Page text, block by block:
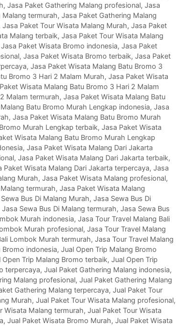
, Jasa Paket Gathering Malang profesional, Jasa
termurah, Jasa Paket Gathering Malang
Jasa Paket Tour Wisata Malang Murah, Jasa Paket
Malang terbaik, Jasa Paket Tour Wisata Malang
Jasa Paket Wisata Bromo indonesia, Jasa Paket
, Jasa Paket Wisata Bromo terbaik, Jasa Paket
, Jasa Paket Wisata Malang Batu Bromo 3
Bromo 3 Hari 2 Malam Murah, Jasa Paket Wisata
Wisata Malang Batu Bromo 3 Hari 2 Malam
Malam termurah, Jasa Paket Wisata Malang Batu
Batu Bromo Murah Lengkap indonesia, Jasa
, Jasa Paket Wisata Malang Batu Bromo Murah
Murah Lengkap terbaik, Jasa Paket Wisata
Wisata Malang Batu Bromo Murah Lengkap
, Jasa Paket Wisata Malang Dari Jakarta
, Jasa Paket Wisata Malang Dari Jakarta terbaik,
Paket Wisata Malang Dari Jakarta terpercaya, Jasa
Murah, Jasa Paket Wisata Malang profesional,
termurah, Jasa Paket Wisata Malang
Bus Di Malang Murah, Jasa Sewa Bus Di
Jasa Sewa Bus Di Malang termurah, Jasa Sewa Bus
Murah indonesia, Jasa Tour Travel Malang Bali
Murah profesional, Jasa Tour Travel Malang
Lombok Murah termurah, Jasa Tour Travel Malang
Bromo indonesia, Jual Open Trip Malang Bromo
Open Trip Malang Bromo terbaik, Jual Open Trip
terpercaya, Jual Paket Gathering Malang indonesia,
Malang profesional, Jual Paket Gathering Malang
Gathering Malang terpercaya, Jual Paket Tour
Murah, Jual Paket Tour Wisata Malang profesional,
Wisata Malang termurah, Jual Paket Tour Wisata
, Jual Paket Wisata Bromo Murah, Jual Paket Wisata